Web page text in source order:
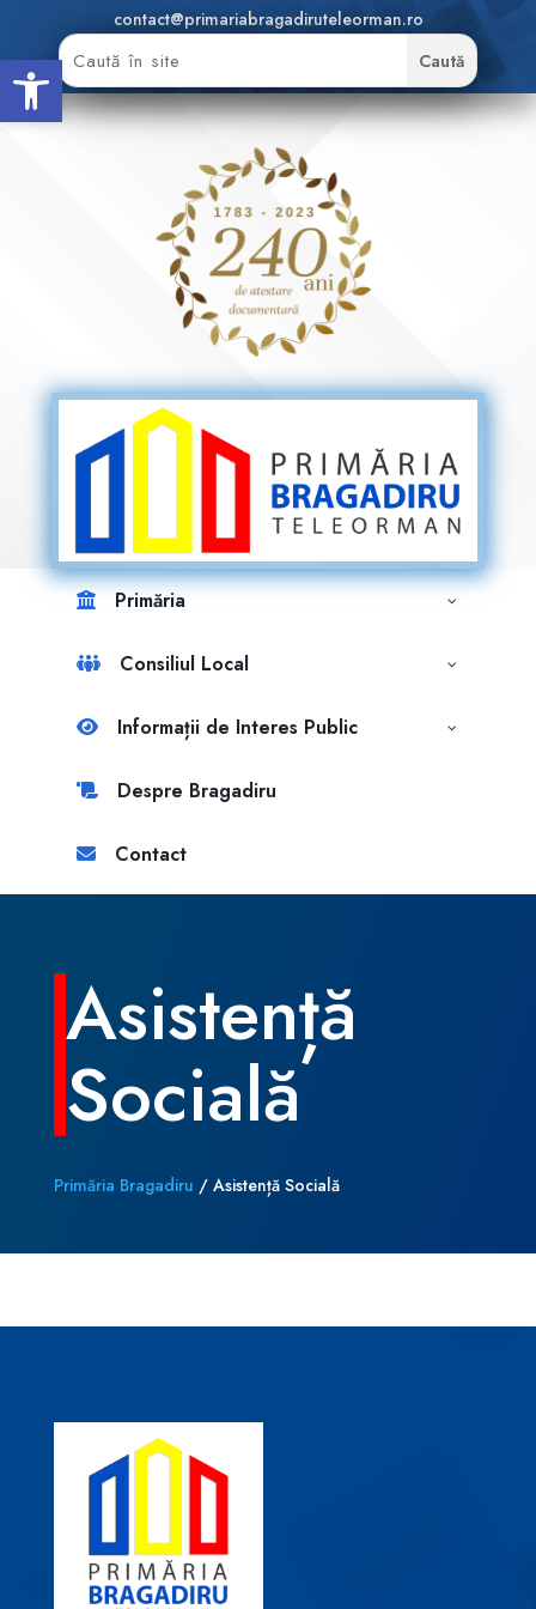
Deschide bara de unelte
contact@primariabragadiruteleorman.ro
Primăria
Consiliul Local
Informații de Interes Public
Despre Bragadiru
Contact
Asistență
Socială
Primăria Bragadiru / Asistență Socială